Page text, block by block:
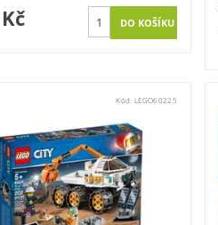
Kód:LEGO60225